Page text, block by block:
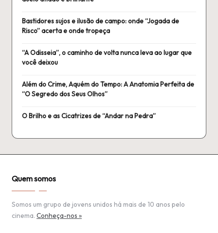
Bastidores sujos e ilusão de campo: onde “Jogada de
Risco” acerta e onde tropeça
“A Odisseia”, o caminho de volta nunca leva ao lugar que
você deixou
Além do Crime, Aquém do Tempo: A Anatomia Perfeita de
“O Segredo dos Seus Olhos”
O Brilho e as Cicatrizes de “Andar na Pedra”
Quem somos
Somos um grupo de jovens unidos há mais de 10 anos pelo
cinema. Conheça-nos »